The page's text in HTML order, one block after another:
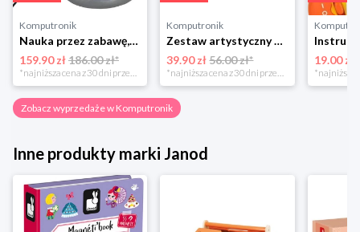
Komputronik
Nauka przez zabawę,zabawka edukacyjna,zabawka interaktywna Lexibook Globus Świecący Dzienny i Nocny PL LEXIBOOK
159.90 zł186.00 zł*
*najniższa cena z 30 dni przed obniżką
Komputronik
Zestaw artystyczny Clementoni Crazy chic Odjazdowe paznokcie 78771
39.90 zł 56.00 zł*
*najniższa cena z 30 dni przed obniżką
19.00 zł
Zobacz wyprzedaże w Komputronik
Inne produkty marki Janod